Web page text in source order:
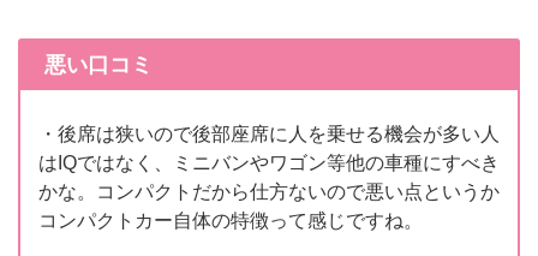
悪い口コミ
・後席は狭いので後部座席に人を乗せる機会が多い人
はIQではなく、ミニバンやワゴン等他の車種にすべき
かな。コンパクトだから仕方ないので悪い点というか
コンパクトカー自体の特徴って感じですね。